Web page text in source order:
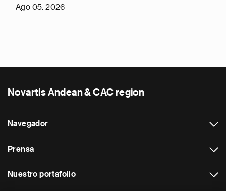
Ago 05, 2026
Novartis Andean & CAC region
Navegador
Prensa
Nuestro portafolio